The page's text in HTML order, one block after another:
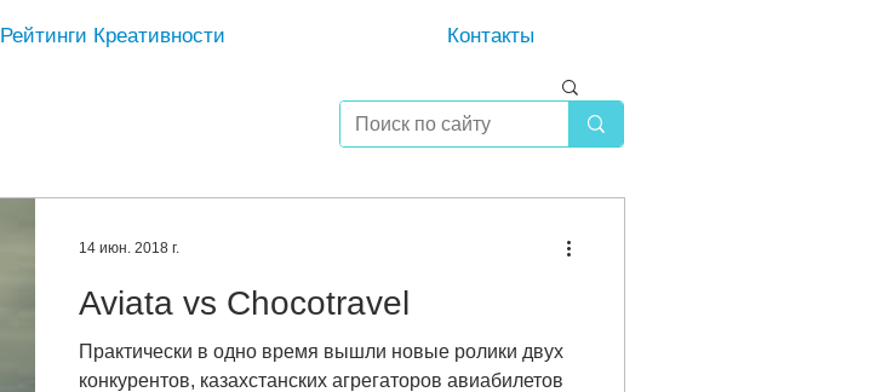
Рейтинги Креативности Контакты
Aviata vs Chocotravel
Практически в одно время вышли новые ролики двух
конкурентов, казахстанских агрегаторов авиабилетов
14 июн. 2018 г.